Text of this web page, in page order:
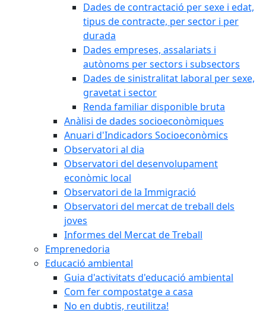
Dades de contractació per sexe i edat,
tipus de contracte, per sector i per
durada
Dades empreses, assalariats i
autònoms per sectors i subsectors
Dades de sinistralitat laboral per sexe,
gravetat i sector
Renda familiar disponible bruta
Anàlisi de dades socioeconòmiques
Anuari d'Indicadors Socioeconòmics
Observatori al dia
Observatori del desenvolupament
econòmic local
Observatori de la Immigració
Observatori del mercat de treball dels
joves
Informes del Mercat de Treball
Emprenedoria
Educació ambiental
Guia d'activitats d'educació ambiental
Com fer compostatge a casa
No en dubtis, reutilitza!